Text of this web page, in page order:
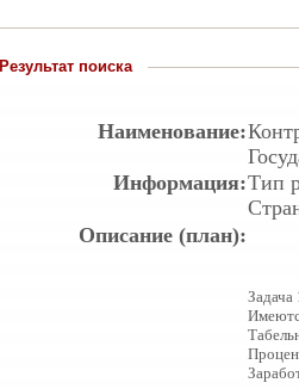
Результат поиска
Наименование:
Информация:Тип
Описание (план):
Задача